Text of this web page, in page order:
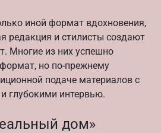
иной формат вдохновения,
редакция и стилисты создают
Многие из них успешно
но по-прежнему
подаче материалов с
глубокими интервью.
дом»